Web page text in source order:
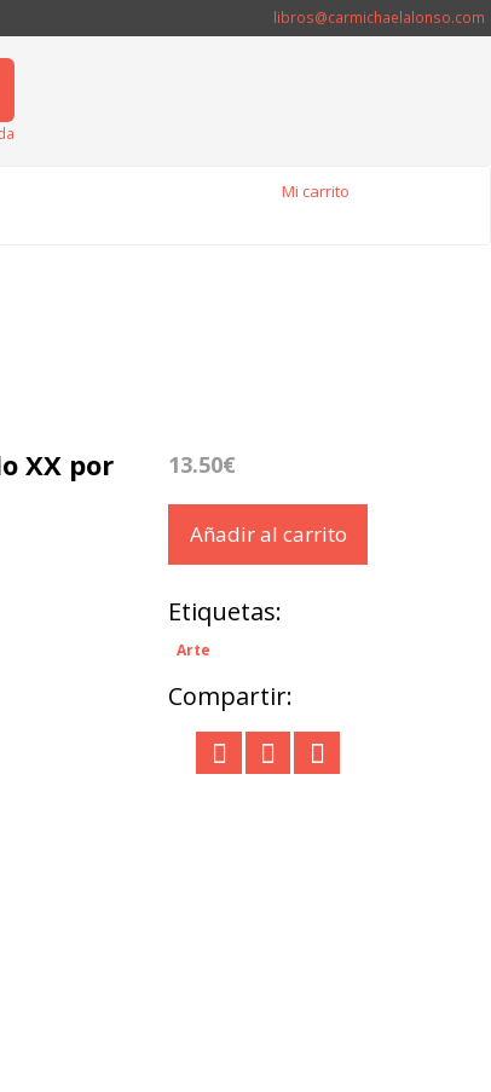
libros@carmichaelalonso.com
Mi carrito
XX por
13.50€
Añadir al carrito
Etiquetas:
Arte
Compartir: